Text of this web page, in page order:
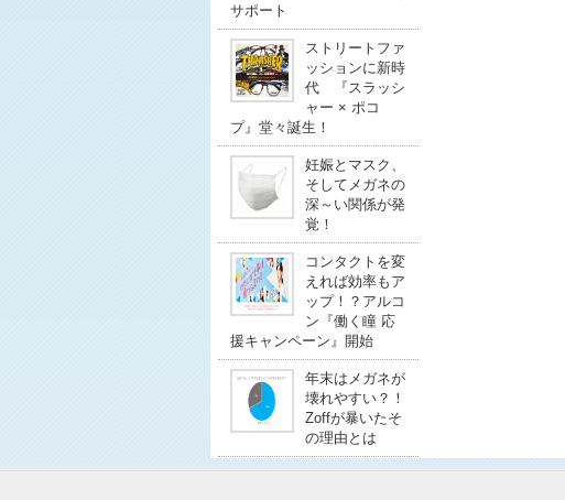
サポート
ストリートファ
ッションに新時
代 『スラッシ
ャー × ポコ
プ』堂々誕生！
妊娠とマスク、
そしてメガネの
深～い関係が発
覚！
コンタクトを変
えれば効率もア
ップ！？アルコ
ン『働く瞳 応
援キャンペーン』開始
年末はメガネが
壊れやすい？！
Zoffが暴いたそ
の理由とは